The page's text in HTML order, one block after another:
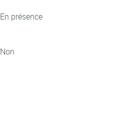
En présence
Non